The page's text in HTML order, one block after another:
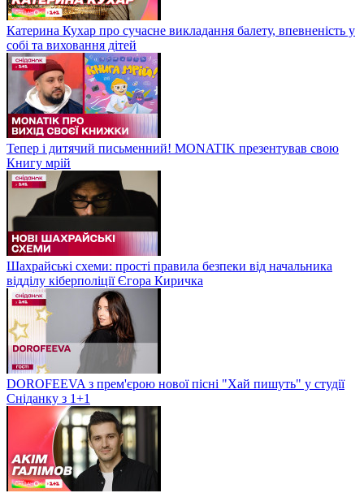
Катерина Кухар про сучасне викладання балету, впевненість у
собі та виховання дітей
Тепер і дитячий письменний! MONATIK презентував свою
Книгу мрій
Шахрайські схеми: прості правила безпеки від начальника
відділу кіберполіції Єгора Киричка
DOROFEEVA з прем'єрою нової пісні "Хай пишуть" у студії
Сніданку з 1+1